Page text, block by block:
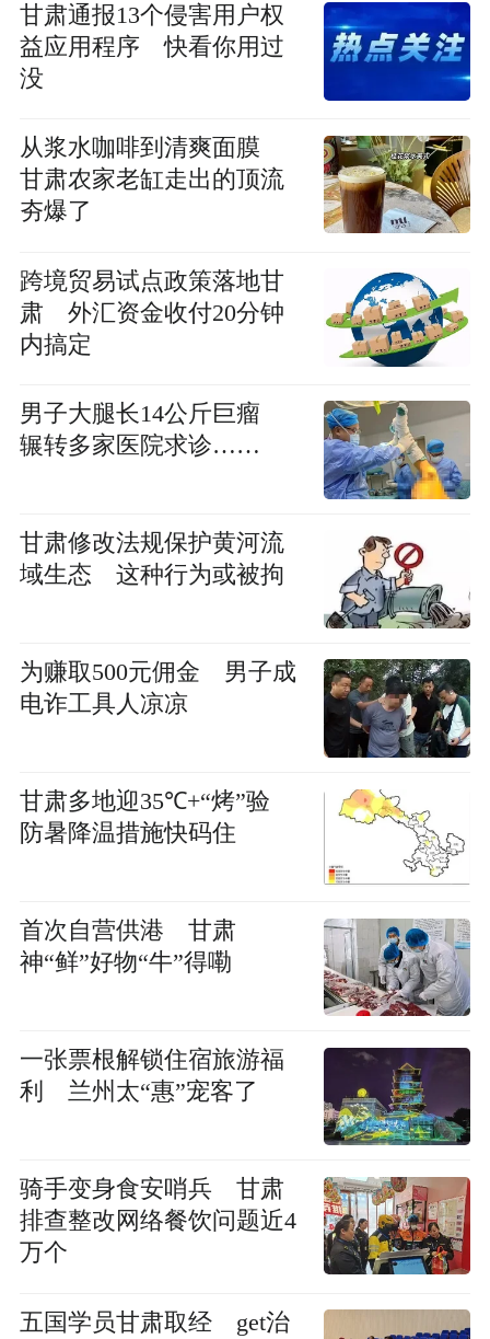
甘肃通报13个侵害用户权
益应用程序 快看你用过
没
从浆水咖啡到清爽面膜
甘肃农家老缸走出的顶流
夯爆了
跨境贸易试点政策落地甘
肃 外汇资金收付20分钟
内搞定
男子大腿长14公斤巨瘤
辗转多家医院求诊……
甘肃修改法规保护黄河流
域生态 这种行为或被拘
为赚取500元佣金 男子成
电诈工具人凉凉
甘肃多地迎35℃+“烤”验
防暑降温措施快码住
首次自营供港 甘肃
神“鲜”好物“牛”得嘞
一张票根解锁住宿旅游福
利 兰州太“惠”宠客了
骑手变身食安哨兵 甘肃
排查整改网络餐饮问题近4
万个
五国学员甘肃取经 get治